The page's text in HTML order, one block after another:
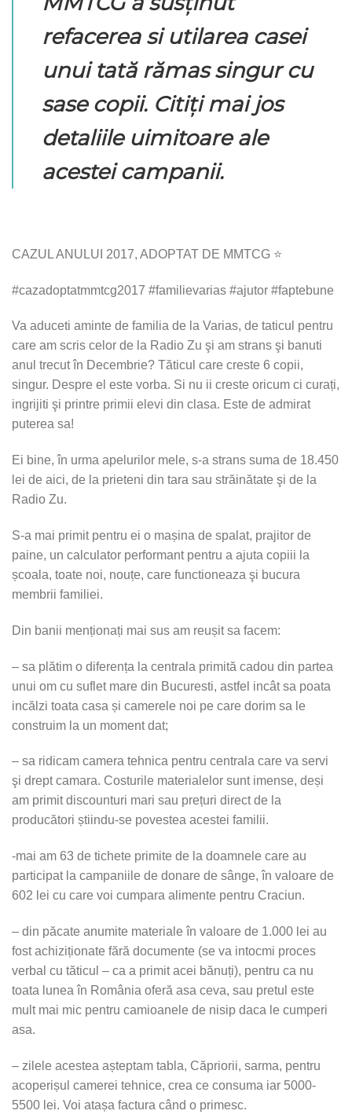
refacerea si utilarea casei
unui tată rămas singur cu
sase copii. Citiţi mai jos
detaliile uimitoare ale
acestei campanii.
CAZUL ANULUI 2017, ADOPTAT DE MMTCG ⭐
#cazadoptatmmtcg2017 #familievarias #ajutor #faptebune
Va aduceti aminte de familia de la Varias, de taticul pentru
care am scris celor de la Radio Zu şi am strans şi banuti
anul trecut în Decembrie? Tăticul care creste 6 copii,
singur. Despre el este vorba. Si nu ii creste oricum ci curați,
ingrijiti şi printre primii elevi din clasa. Este de admirat
puterea sa!
Ei bine, în urma apelurilor mele, s-a strans suma de 18.450
lei de aici, de la prieteni din tara sau străinătate şi de la
Radio Zu.
S-a mai primit pentru ei o mașina de spalat, prajitor de
paine, un calculator performant pentru a ajuta copiii la
școala, toate noi, nouțe, care functioneaza şi bucura
membrii familiei.
Din banii menționați mai sus am reușit sa facem:
– sa plătim o diferența la centrala primită cadou din partea
unui om cu suflet mare din Bucuresti, astfel incât sa poata
incălzi toata casa și camerele noi pe care dorim sa le
construim la un moment dat;
– sa ridicam camera tehnica pentru centrala care va servi
şi drept camara. Costurile materialelor sunt imense, deși
am primit discounturi mari sau prețuri direct de la
producători știindu-se povestea acestei familii.
-mai am 63 de tichete primite de la doamnele care au
participat la campaniile de donare de sânge, în valoare de
602 lei cu care voi cumpara alimente pentru Craciun.
– din păcate anumite materiale în valoare de 1.000 lei au
fost achiziționate fără documente (se va intocmi proces
verbal cu tăticul – ca a primit acei bănuți), pentru ca nu
toata lunea în România oferă asa ceva, sau pretul este
mult mai mic pentru camioanele de nisip daca le cumperi
asa.
– zilele acestea așteptam tabla, Căpriorii, sarma, pentru
acoperișul camerei tehnice, crea ce consuma iar 5000-
5500 lei. Voi atașa factura când o primesc.